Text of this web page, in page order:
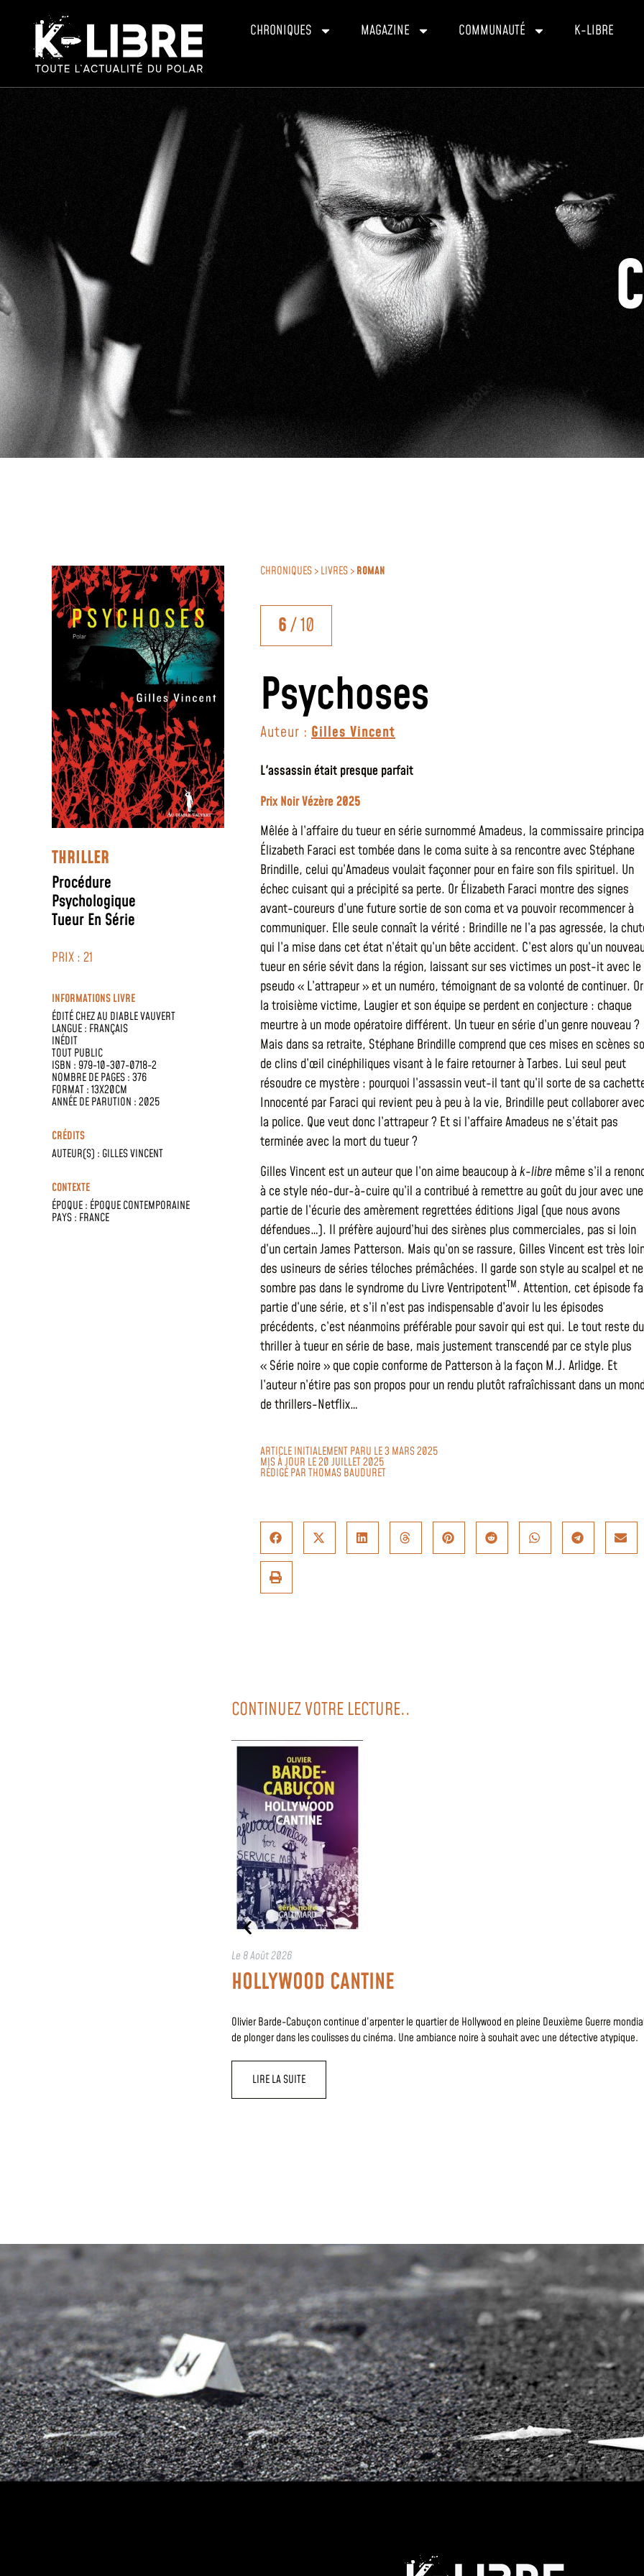
CHRONIQUES MAGAZINE COMMUNAUTÉ K-LIBRE
THRILLER
Procédure
Psychologique
Tueur En Série
PRIX : 21
INFORMATIONS LIVRE
ÉDITÉ CHEZAU DIABLE VAUVERT
LANGUE : FRANÇAIS
INÉDIT
TOUT PUBLIC
ISBN : 979-10-307-0718-2
NOMBRE DE PAGES : 376
FORMAT : 13X20CM
ANNÉE DE PARUTION : 2025
CRÉDITS
AUTEUR(S) : GILLES VINCENT
CONTEXTE
ÉPOQUE : ÉPOQUE CONTEMPORAINE
PAYS : FRANCE
CHRONIQUES > LIVRES >ROMAN
6/ 10
Psychoses
Auteur : Gilles Vincent
L'assassin était presque parfait
Prix Noir Vézère 2025
Mêlée à l’affaire du tueur en série surnommé Amadeus, la commissaire
Élizabeth Faraci est tombée dans le coma suite à sa rencontre avec Stéphane
Brindille, celui qu’Amadeus voulait façonner pour en faire son fils spirituel. Un
échec cuisant qui a précipité sa perte. Or Élizabeth Faraci montre des signes
avant-coureurs d’une future sortie de son coma et va pouvoir recommencer à
communiquer. Elle seule connaît la vérité : Brindille ne l’a pas agressée, la
qui l’a mise dans cet état n’était qu’un bête accident. C’est alors qu’un
tueur en série sévit dans la région, laissant sur ses victimes un post-it avec le
pseudo « L’attrapeur » et un numéro, témoignant de sa volonté de continuer.
la troisième victime, Laugier et son équipe se perdent en conjecture : chaque
meurtre à un mode opératoire différent. Un tueur en série d’un genre nouveau ?
Mais dans sa retraite, Stéphane Brindille comprend que ces mises en scènes
de clins d’œil cinéphiliques visant à le faire retourner à Tarbes. Lui seul peut
résoudre ce mystère : pourquoi l’assassin veut-il tant qu’il sorte de sa
Innocenté par Faraci qui revient peu à peu à la vie, Brindille peut collaborer avec
la police. Que veut donc l’attrapeur ? Et si l’affaire Amadeus ne s’était pas
terminée avec la mort du tueur ?
Gilles Vincent est un auteur que l’on aime beaucoup à k-libre même s’il a
à ce style néo-dur-à-cuire qu’il a contribué à remettre au goût du jour avec une
partie de l’écurie des amèrement regrettées éditions Jigal (que nous avons
défendues…). Il préfère aujourd’hui des sirènes plus commerciales, pas si loin
d’un certain James Patterson. Mais qu’on se rassure, Gilles Vincent est très
des usineurs de séries téloches prémâchées. Il garde son style au scalpel et ne
sombre pas dans le syndrome du Livre VentripotentTM. Attention, cet épisode
partie d’une série, et s’il n’est pas indispensable d’avoir lu les épisodes
précédents, c’est néanmoins préférable pour savoir qui est qui. Le tout reste du
thriller à tueur en série de base, mais justement transcendé par ce style plus
« Série noire » que copie conforme de Patterson à la façon M.J. Arlidge. Et
l’auteur n’étire pas son propos pour un rendu plutôt rafraîchissant dans un
de thrillers-Netflix…
ARTICLE INITIALEMENT PARU LE 3 MARS 2025
MIS À JOUR LE 20 JUILLET 2025
RÉDIGÉ PARTHOMAS BAUDURET
CONTINUEZ VOTRE LECTURE..
Le 8 Août 2026
HOLLYWOOD CANTINE
Olivier Barde-Cabuçon continue d’arpenter le quartier de Hollywood en pleine Deuxième Guerre
de plonger dans les coulisses du cinéma. Une ambiance noire à souhait avec une détective atypique.
LIRE LA SUITE